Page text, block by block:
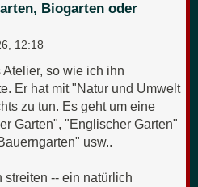
Biogarten oder
12:18
so wie ich ihn
Er hat mit "Natur und Umwelt
zu tun. Es geht um eine
Garten", "Englischer Garten"
usw..
-- ein natürlich